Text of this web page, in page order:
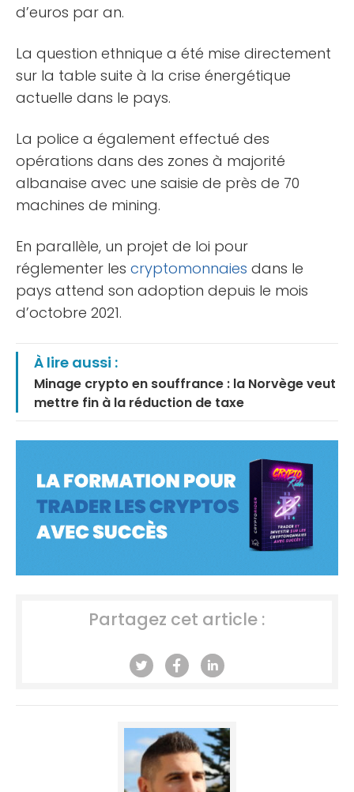
d’euros par an.
La question ethnique a été mise directement
sur la table suite à la crise énergétique
actuelle dans le pays.
La police a également effectué des
opérations dans des zones à majorité
albanaise avec une saisie de près de 70
machines de mining.
En parallèle, un projet de loi pour
réglementer les cryptomonnaies dans le
pays attend son adoption depuis le mois
d’octobre 2021.
À lire aussi :
Minage crypto en souffrance : la Norvège veut
mettre fin à la réduction de taxe
Partagez cet article :